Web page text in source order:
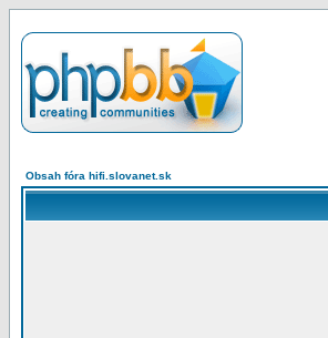
Obsah fóra hifi.slovanet.sk